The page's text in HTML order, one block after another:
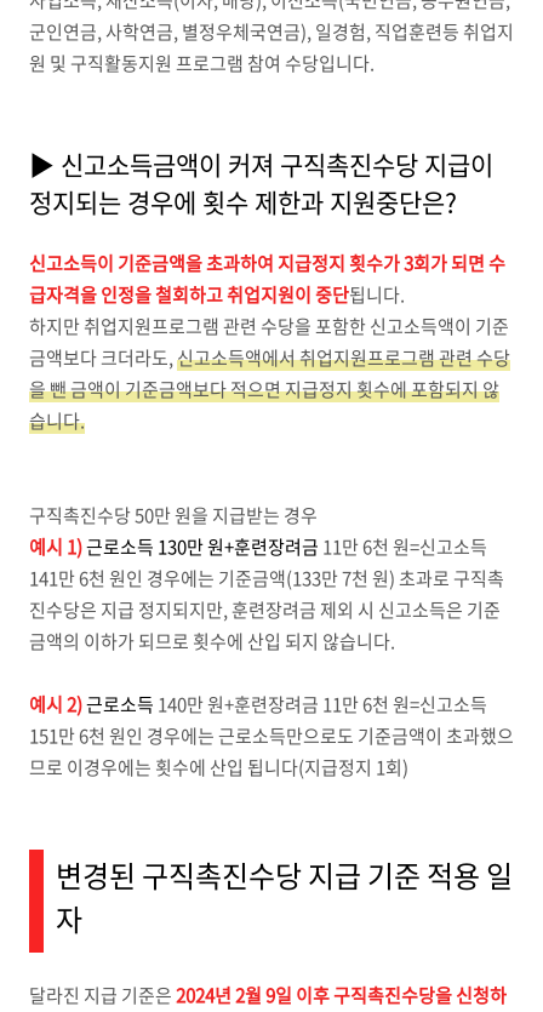
군인연금, 사학연금, 별정우체국연금), 일경험, 직업훈련등 취업지
원 및 구직활동지원 프로그램 참여 수당입니다.
▶ 신고소득금액이 커져 구직촉진수당 지급이
정지되는 경우에 횟수 제한과 지원중단은?
신고소득이 기준금액을 초과하여 지급정지 횟수가 3회가 되면 수
급자격을 인정을 철회하고 취업지원이 중단됩니다.
하지만 취업지원프로그램 관련 수당을 포함한 신고소득액이 기준
금액보다 크더라도,신고소득액에서 취업지원프로그램 관련 수당
을 뺀 금액이 기준금액보다 적으면 지급정지 횟수에 포함되지 않
습니다.
구직촉진수당 50만 원을 지급받는 경우
예시 1)근로소득 130만 원+훈련장려금 11만 6천 원=신고소득
141만 6천 원인 경우에는 기준금액(133만 7천 원) 초과로 구직촉
진수당은 지급 정지되지만, 훈련장려금 제외 시 신고소득은 기준
금액의 이하가 되므로 횟수에 산입 되지 않습니다.
예시 2)근로소득 140만 원+훈련장려금 11만 6천 원=신고소득
151만 6천 원인 경우에는 근로소득만으로도 기준금액이 초과했으
므로 이경우에는 횟수에 산입 됩니다(지급정지 1회)
변경된 구직촉진수당 지급 기준 적용 일
자
달라진 지급 기준은2024년 2월 9일 이후 구직촉진수당을 신청하